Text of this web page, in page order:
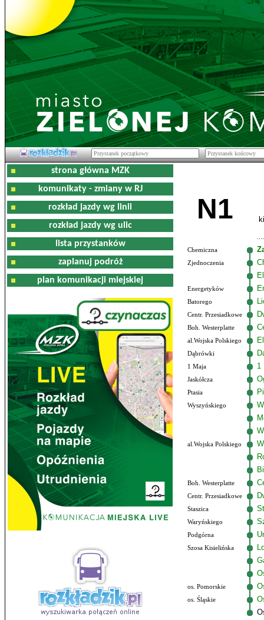
strona główna MZK
komunikaty - zmiany w RJ
rozkład jazdy wg linii
rozkład jazdy wg ulic
lista przystanków
zaplanuj podróż
plan komunikacji miejskiej
N1
Chemiczna
Zjednoczenia
Energetyków
Batorego
Centr. Przesiadkowe
Boh. Westerplatte
al.Wojska Polskiego
Dąbrówki
1 Maja 1
Jaskółcza
Ptasia
Wyszyńskiego
al.Wojska Polskiego
Boh. Westerplatte
Centr. Przesiadkowe
Staszica
Waryńskiego
Podgórna
Szosa Kisielińska
os. Pomorskie
os. Śląskie